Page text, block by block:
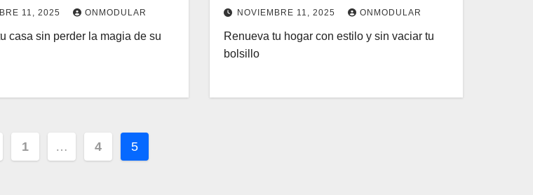
11, 2025 ONMODULAR
casa sin perder la magia de su
NOVIEMBRE 11, 2025 ONMODULAR
Renueva tu hogar con estilo y sin vaciar tu
bolsillo
1 … 4 5